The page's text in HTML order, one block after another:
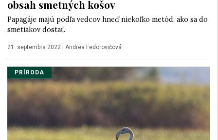
obsah smetných košov
Papagáje majú podľa vedcov hneď niekoľko metód, ako sa do
smetiakov dostať.
21. septembra 2022 Andrea Fedorovičová
PRÍRODA